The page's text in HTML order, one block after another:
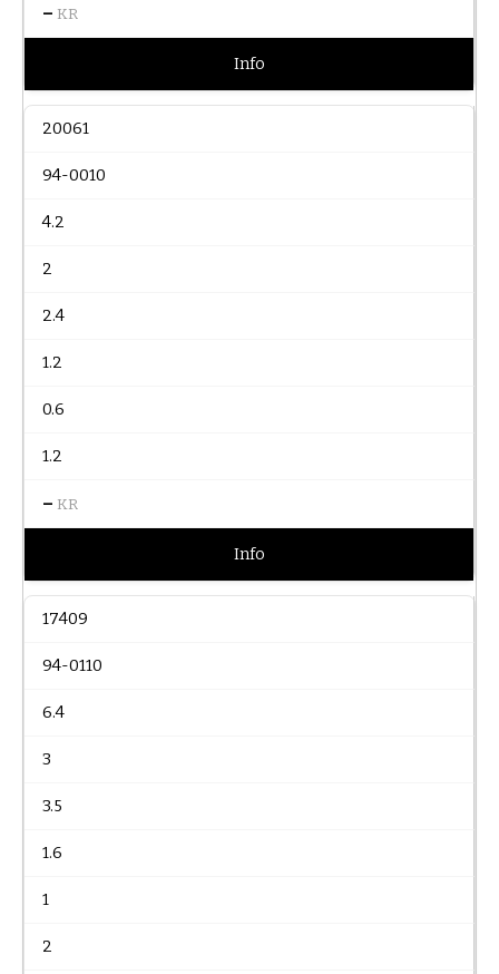
– KR
Info
20061
94-0010
4.2
2
2.4
1.2
0.6
1.2
– KR
Info
17409
94-0110
6.4
3
3.5
1.6
1
2